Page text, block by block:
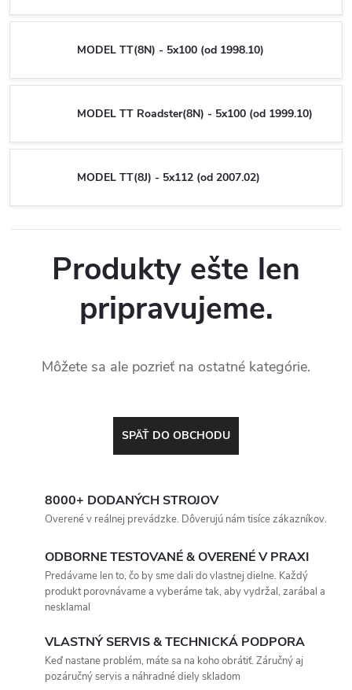
MODEL TT(8N) - 5x100 (od 1998.10)
MODEL TT Roadster(8N) - 5x100 (od 1999.10)
MODEL TT(8J) - 5x112 (od 2007.02)
Produkty ešte len
pripravujeme.
Môžete sa ale pozrieť na ostatné kategórie.
SPÄŤ DO OBCHODU
8000+ DODANÝCH STROJOV
Overené v reálnej prevádzke. Dôverujú nám tisíce zákazníkov.
ODBORNE TESTOVANÉ & OVERENÉ V PRAXI
Predávame len to, čo by sme dali do vlastnej dielne. Každý
produkt porovnávame a vyberáme tak, aby vydržal, zarábal a
nesklamal
VLASTNÝ SERVIS & TECHNICKÁ PODPORA
Keď nastane problém, máte sa na koho obrátiť. Záručný aj
pozáručný servis a náhradné diely skladom